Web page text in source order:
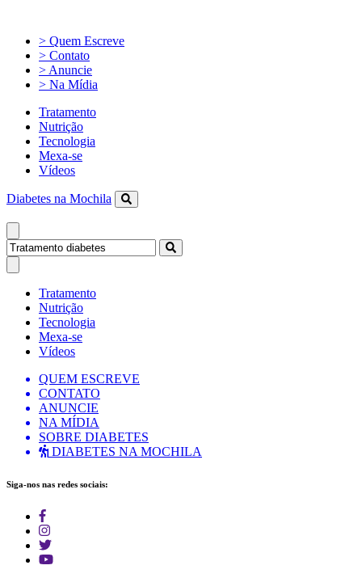
> Quem Escreve
> Contato
> Anuncie
> Na Mídia
Tratamento
Nutrição
Tecnologia
Mexa-se
Vídeos
Diabetes na Mochila
Tratamento
Nutrição
Tecnologia
Mexa-se
Vídeos
QUEM ESCREVE
CONTATO
ANUNCIE
NA MÍDIA
SOBRE DIABETES
DIABETES NA MOCHILA
Siga-nos nas redes sociais: